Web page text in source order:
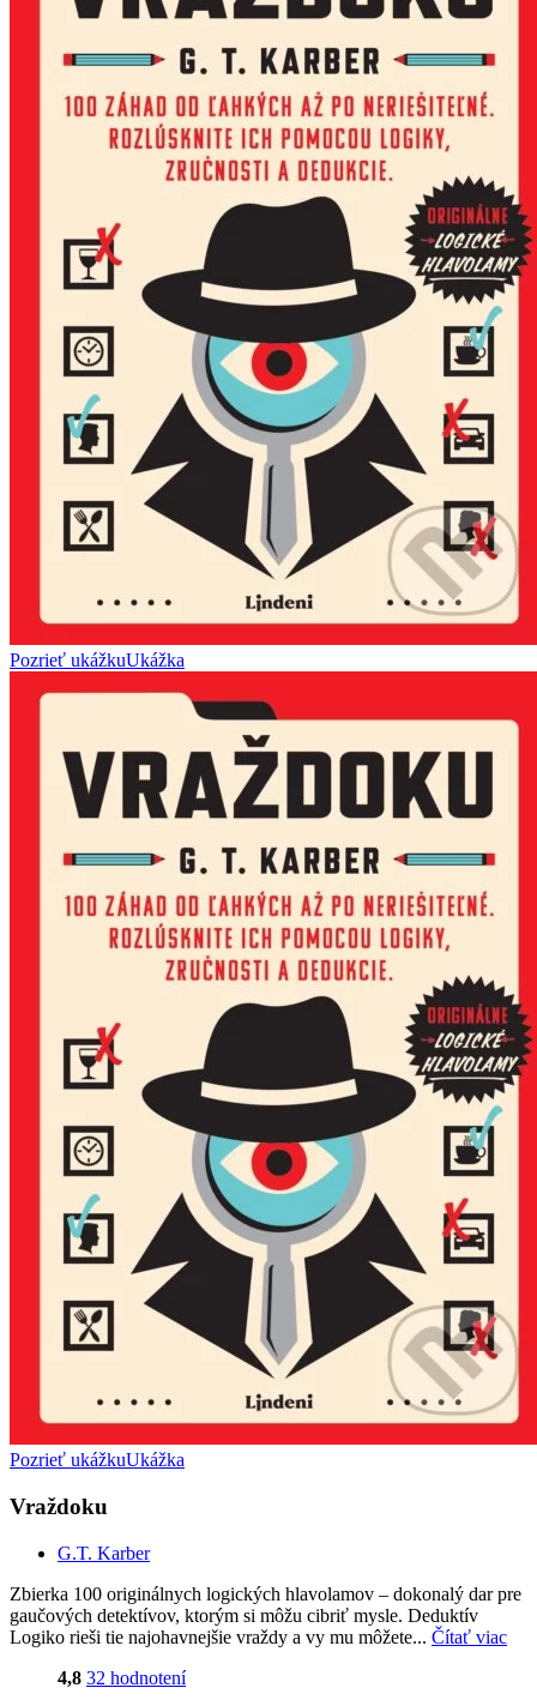
Pozrieť ukážkuUkážka
Pozrieť ukážkuUkážka
Vraždoku
G.T. Karber
Zbierka 100 originálnych logických hlavolamov – dokonalý dar pre
gaučových detektívov, ktorým si môžu cibriť mysle. Deduktív
Logiko rieši tie najohavnejšie vraždy a vy mu môžete... Čítať viac
4,8 32 hodnotení